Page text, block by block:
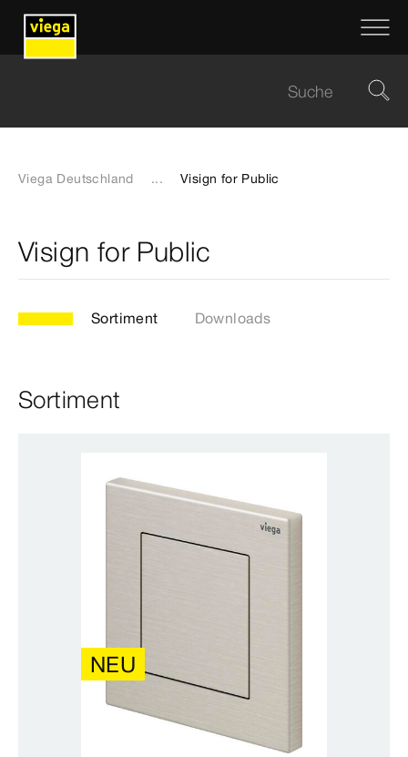
Viega Deutschland ... Visign for Public
Visign for Public
Sortiment Downloads
Sortiment
NEU